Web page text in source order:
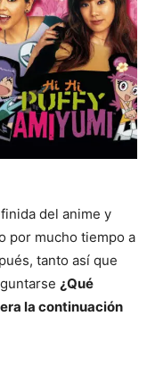
del anime y
por mucho tiempo a
tanto así que
¿Qué
la continuación